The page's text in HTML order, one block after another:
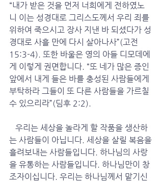
“내가 받은 것을 먼저 너희에게 전하였노
니 이는 성경대로 그리스도께서 우리 죄를
위하여 죽으시고 장사 지낸 바 되셨다가 성
경대로 사흘 만에 다시 살아나사”(고전
15:3-4). 또한 바울은 영의 아들 디모데에
게 이렇게 권면합니다. “또 네가 많은 증인
앞에서 내게 들은 바를 충성된 사람들에게
부탁하라 그들이 또 다른 사람들을 가르칠
수 있으리라”(딤후 2:2).
는 사람들이 아닙니다. 세상을 살릴 복음을
흘려보내는 사람들입니다. 하나님의 사랑
을 유통하는 사람들입니다. 하나님만이 창
조자이십니다. 우리는 하나님께서 맡기신